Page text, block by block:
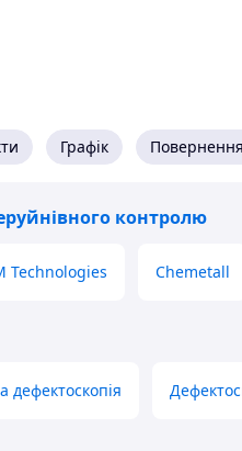
Графік
контролю
Technologies Chemetall
дефектоскопія